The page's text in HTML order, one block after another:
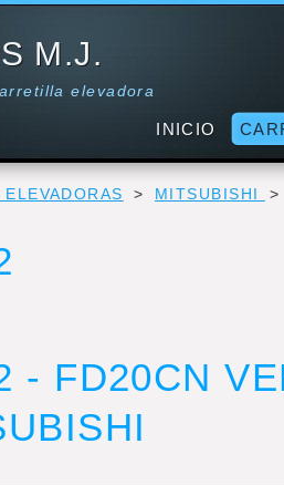
M.J.
elevadora
> MITSUBISHI >
- FD20CN
INICIO